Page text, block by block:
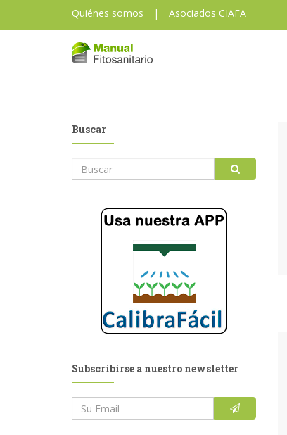
Quiénes somos | Asociados CIAFA
Buscar
Subscribirse a nuestro newsletter